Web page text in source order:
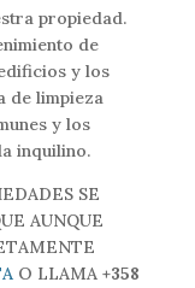
propiedad.
de
y los
de limpieza
y los
inquilino.
SE
AUNQUE
O LLAMA+358